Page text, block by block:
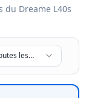
du Dreame L40s
les